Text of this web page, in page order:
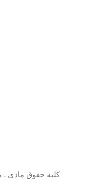
کلیه حقوق مادی .